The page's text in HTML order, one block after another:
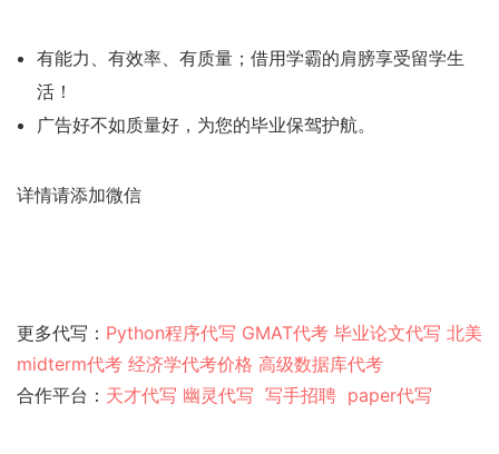
有能力、有效率、有质量；借用学霸的肩膀享受留学生
活！
广告好不如质量好，为您的毕业保驾护航。
详情请添加微信
更多代写： Python程序代写 GMAT代考 毕业论文代写 北美
midterm代考 经济学代考价格 高级数据库代考
合作平台： 天才代写 幽灵代写 写手招聘 paper代写